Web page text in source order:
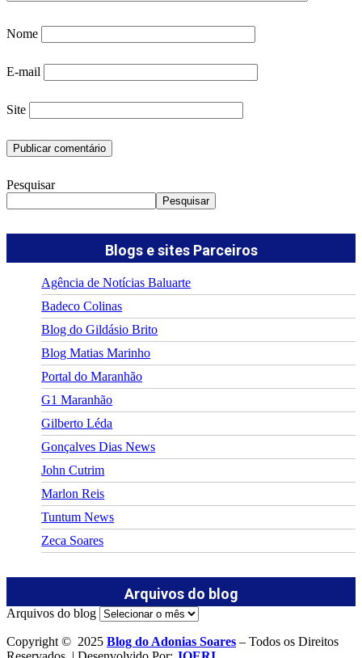
Nome
E-mail
Site
Pesquisar
Pesquisar
Blogs e sites Parceiros
Agência de Notícias Baluarte
Badeco Colinas
Blog do Gildásio Brito
Blog Matias Marinho
Portal do Maranhão
G1 Maranhão
Gilberto Léda
Gonçalves Dias News
John Cutrim
Marlon Reis
Tuntum News
Zeca Soares
Arquivos do blog
Arquivos do blog
Copyright © 2025 Blog do Adonias Soares – Todos os Direitos